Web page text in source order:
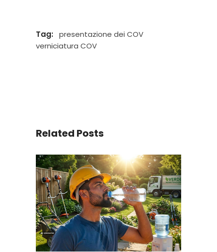
Tag:
presentazione dei COV
verniciatura COV
Related Posts